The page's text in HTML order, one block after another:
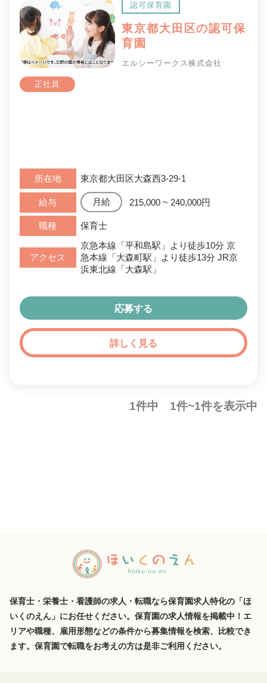
東京都大田区の認可保
育園
認可保育園
エルシーワークス株式会社
正社員
所在地 東京都大田区大森西3-29-1
給与 215,000 ~ 240,000円
職種 保育士
アクセス
京急本線「平和島駅」より徒歩10分 京
急本線「大森町駅」より徒歩13分 JR京
浜東北線「大森駅」
応募する
詳しく見る
1件中 1件~1件を表示中
保育士・栄養士・看護師の求人・転職なら保育園求人特化の「ほ
いくのえん」にお任せください。保育園の求人情報を掲載中！エ
リアや職種、雇用形態などの条件から募集情報を検索、比較でき
ます。保育園で転職をお考えの方は是非ご利用ください。